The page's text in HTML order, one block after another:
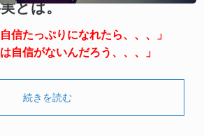
とは。
信たっぷりになれたら、、、」
自信がないんだろう、、、」
続きを読む